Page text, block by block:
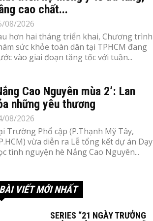
cao chất...
08/2026
hơn hai tháng triển khai, Chương trình
sức khỏe toàn dân tại TPHCM đang
vào giai đoạn tăng tốc với tuần...
Cao Nguyên mùa 2’: Lan
những yêu thương
08/2026
Trường Phổ cập (P.Thạnh Mỹ Tây,
vừa diễn ra Lễ tổng kết dự án Dạy
tình nguyện hè Nắng Cao Nguyên...
BÀI VIẾT MỚI NHẤT
SERIES “21 NGÀY TRƯỞNG